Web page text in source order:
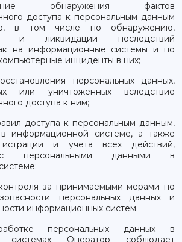
обнаружения фактов
доступа к персональным данным
в том числе по обнаружению,
и ликвидации последствий
на информационные системы и по
инциденты в них;
персональных данных,
или уничтоженных вследствие
доступа к ним;
доступа к персональным данным,
информационной системе, а также
и учета всех действий,
персональными данными в
за принимаемыми мерами по
персональных данных и
информационных систем.
персональных данных в
системах Оператор соблюдает